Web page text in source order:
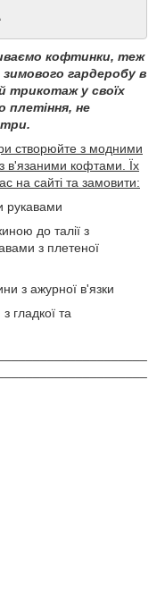
кофтинки, теж
гардеробу в
трикотаж у своїх
плетіння, не
створюйте з модними
в'язаними кофтами. Їх
на сайті та замовити:
рукавами
до талії з
з плетеної
з ажурної в'язки
гладкої та